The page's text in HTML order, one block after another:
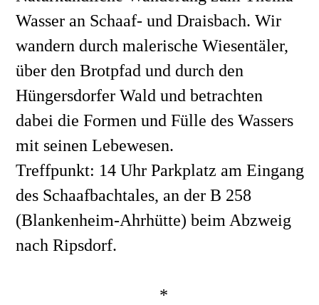
Wasser an Schaaf- und Draisbach. Wir
wandern durch malerische Wiesentäler,
über den Brotpfad und durch den
Hüngersdorfer Wald und betrachten
dabei die Formen und Fülle des Wassers
mit seinen Lebewesen.
Treffpunkt: 14 Uhr Parkplatz am Eingang
des Schaafbachtales, an der B 258
(Blankenheim-Ahrhütte) beim Abzweig
nach Ripsdorf.
*